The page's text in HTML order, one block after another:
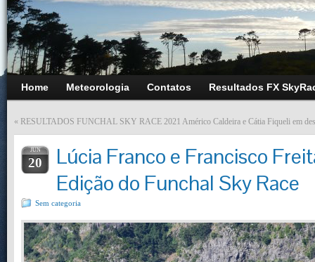
Home Meteorologia Contatos Resultados FX
« RESULTADOS FUNCHAL SKY RACE 2021 Américo Caldeira e Cátia Fiqueli em
JUN
20
Lúcia Franco e Francisco
Edição do Funchal Sky Race
Sem categoria